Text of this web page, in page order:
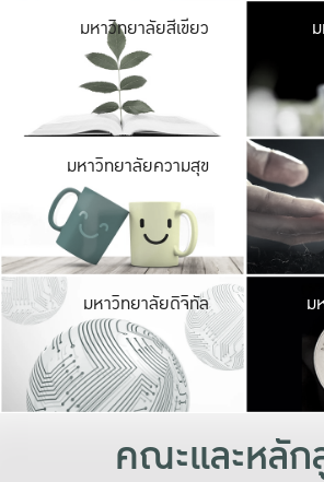
มหาวิทยาลัยสีเขียว
มหาวิทยาลัยความสุข
มหาวิทยาลัยดิจิทัล ม
คณะและหลั